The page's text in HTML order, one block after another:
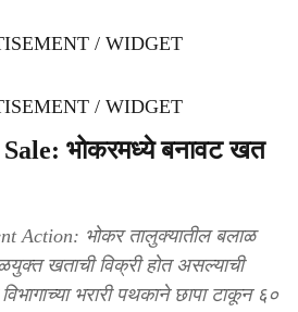
/ WIDGET
/ WIDGET
भोकरमध्ये बनावट खत
Action: भोकर तालुक्यातील बलाळ
खताची विक्री होत असल्याची
भरारी पथकाने छापा टाकून ६०